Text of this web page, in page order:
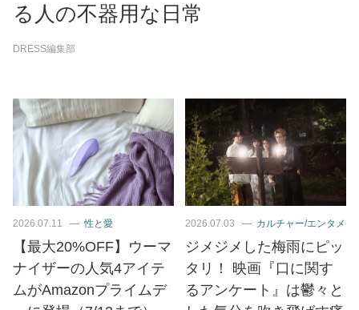
る人の不器用な日常
DRESS編集部
2026.07.11 性と愛
【最大20%OFF】ウーマ
ナイザーの人気4アイテ
ムがAmazonプライムデ
2026.07.03 カルチャー/エンタメ
ジメジメした梅雨にピッ
タリ！ 映画『口に関す
るアンケート』は鬱々と